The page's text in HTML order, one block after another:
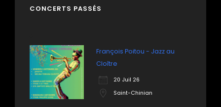
CONCERTS PASSÉS
François Poitou - Jazz au
Cloître
20 Juil 26
Saint-Chinian